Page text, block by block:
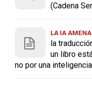
(Cadena
LA IA
la
un libro
no por una